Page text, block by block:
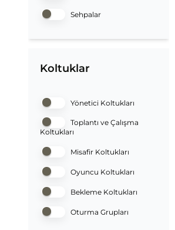
Sehpalar
Koltuklar
Yönetici Koltukları
Toplantı ve Çalışma
Koltukları
Misafir Koltukları
Oyuncu Koltukları
Bekleme Koltukları
Oturma Grupları